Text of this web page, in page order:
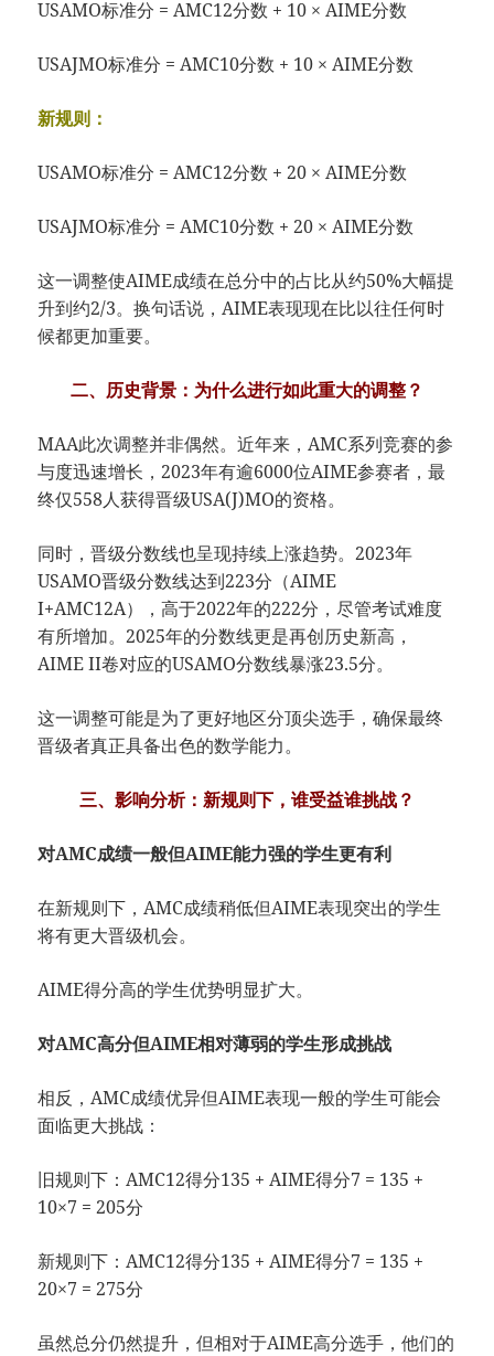
USAMO标准分 = AMC12分数 + 10 × AIME分数
USAJMO标准分 = AMC10分数 + 10 × AIME分数
​​新规则：​​
USAMO标准分 = AMC12分数 + ​​20​​ × AIME分数
USAJMO标准分 = AMC10分数 + ​​20​​ × AIME分数
这一调整使AIME成绩在总分中的占比从约50%大幅提
升到​​约2/3​​。换句话说，AIME表现现在比以往任何时
候都更加重要。
二、历史背景：为什么进行如此重大的调整？
MAA此次调整并非偶然。近年来，AMC系列竞赛的参
与度迅速增长，2023年有​​逾6000位AIME参赛者​​，最
终仅558人获得晋级USA(J)MO的资格。
同时，晋级分数线也呈现持续上涨趋势。2023年
USAMO晋级分数线达到223分（AIME
I+AMC12A），高于2022年的222分，尽管考试难度
有所增加。2025年的分数线更是​​再创历史新高​​，
AIME II卷对应的USAMO分数线暴涨23.5分。
这一调整可能是为了更好地区分顶尖选手，确保最终
晋级者真正具备出色的数学能力。
三、影响分析：新规则下，谁受益谁挑战？
对AMC成绩一般但AIME能力强的学生更有利
在新规则下，AMC成绩稍低但AIME表现突出的学生
将有更大晋级机会。
AIME得分高的学生优势明显扩大。
对AMC高分但AIME相对薄弱的学生形成挑战
相反，AMC成绩优异但AIME表现一般的学生可能会
面临更大挑战：
旧规则下：AMC12得分135 + AIME得分7 = 135 +
10×7 = 205分
新规则下：AMC12得分135 + AIME得分7 = 135 +
20×7 = 275分
虽然总分仍然提升，但相对于AIME高分选手，他们的